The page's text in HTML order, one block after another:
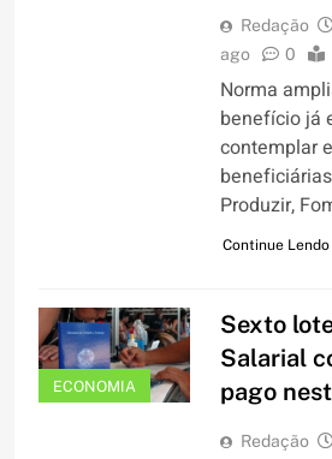
Redação
ago
0
Norma
benefício já
contemplar
Produzir,
Continue Lendo
ECONOMIA
Sexto
Salarial
pago
Redação